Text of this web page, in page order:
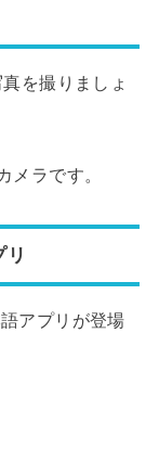
を撮りましょ
メラです。
リ
アプリが登場